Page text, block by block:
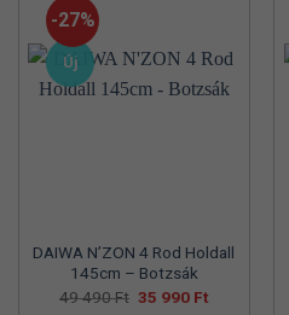
-27%
Új
DAIWA N’ZON 4 Rod Holdall
145cm – Botzsák
49 490Ft Original
35 990 FtCurrent